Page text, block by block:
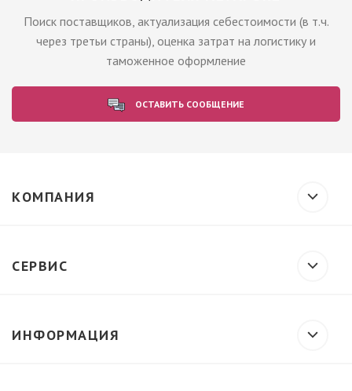
Поиск поставщиков, актуализация себестоимости (в т.ч.
через третьи страны), оценка затрат на логистику и
таможенное оформление
ОСТАВИТЬ СООБЩЕНИЕ
КОМПАНИЯ
СЕРВИС
ИНФОРМАЦИЯ